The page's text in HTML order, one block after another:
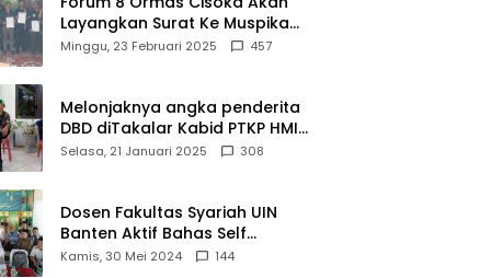
Bahwa
Sejarah
Adalah
yang Tak
Ternilai”.
Layangkan Surat Ke Muspika
Atas Adanya Kantor Matel di
Minggu, 23 Februari 2025 457
Melonjaknya angka penderita
DBD diTakalar Kabid PTKP HMI
Cab.Takalar angkat bicara
Selasa, 21 Januari 2025 308
Dosen Fakultas Syariah UIN
Banten Aktif Bahas Self
Declare Halal dalam Forum
Kamis, 30 Mei 2024 144